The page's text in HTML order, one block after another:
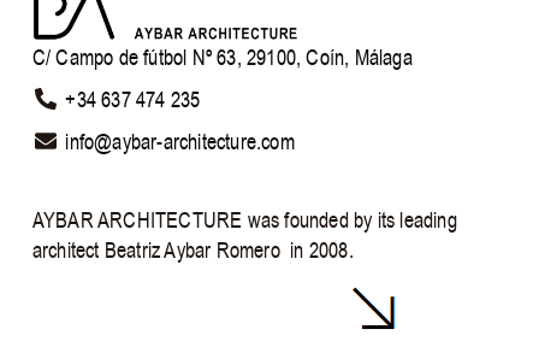
C/ Campo de fútbol Nº 63, 29100, Coín, Málaga
+34 637 474 235
info@aybar-architecture.com ​
AYBAR ARCHITECTURE was founded by its leading
architect Beatriz Aybar Romero in 2008.